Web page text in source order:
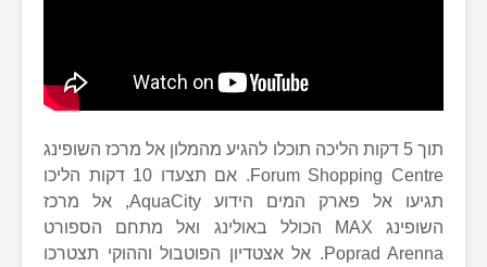
תוך 5 דקות הליכה תוכלו להגיע מהמלון אל מרכז השופינג
Forum Shopping Centre. אם תצעדו 10 דקות הליכו
תגיעו אל פארק המים הידוע AquaCity, אל מרכז
השופינג MAX הכולל באולינג ואל מתחם הספורט
Poprad Arenna. אל אצטדיון הפוטבול וההוקי תצטרכו